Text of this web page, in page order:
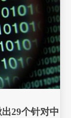
29个针对中